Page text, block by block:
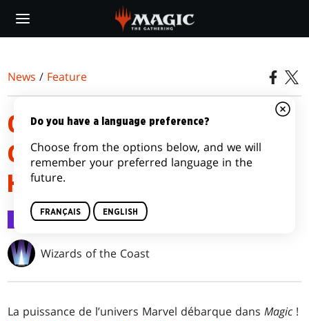
main
News / Feature
OÙ JOUER À MAGIC: THE
GATHERING | MARVEL SUPER
HEROES
Feature 3 juin 2026
Wizards of the Coast
La puissance de l’univers Marvel débarque dansMagic !
Do you have a language preference?
Choose from the options below, and we will
remember your preferred language in the
future.
FRANÇAIS ENGLISH